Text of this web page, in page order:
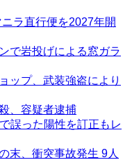
ラ直行便を2027年開
で岩投げによる窓ガラ
ップ、武装強盗により
、容疑者逮捕
誤った陽性を訂正もレ
末、衝突事故発生 9人